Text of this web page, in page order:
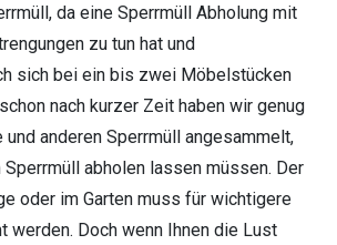
da eine Sperrmüll Abholung mit
zu tun hat und
sich bei ein bis zwei Möbelstücken
nach kurzer Zeit haben wir genug
anderen Sperrmüll angesammelt,
abholen lassen müssen. Der
oder im Garten muss für wichtigere
werden. Doch wenn Ihnen die Lust